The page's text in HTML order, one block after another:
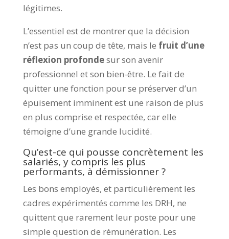
légitimes.
L’essentiel est de montrer que la décision
n’est pas un coup de tête, mais le fruit d’une
réflexion profondesur son avenir
professionnel et son bien-être. Le fait de
quitter une fonction pour se préserver d’un
épuisement imminent est une raison de plus
en plus comprise et respectée, car elle
témoigne d’une grande lucidité.
Qu’est-ce qui pousse concrètement les
salariés, y compris les plus
performants, à démissionner ?
Les bons employés, et particulièrement les
cadres expérimentés comme les DRH, ne
quittent que rarement leur poste pour une
simple question de rémunération. Les